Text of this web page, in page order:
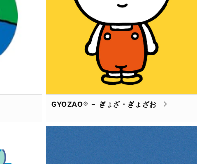
GYOZAO® － ぎょざ・ぎょざお